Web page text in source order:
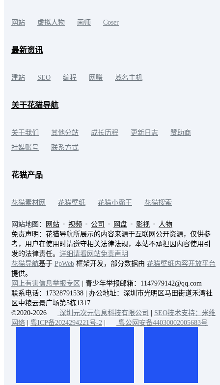
网站 虚拟人物 画师 Coser
最新资讯
建站 SEO 编程 网赚 域名主机
关于花猫导航
关于我们 其他分站 成长历程 更新日志
赞助商
社媒账号
联系方式
花猫产品
花猫素材网 花猫壁纸 花猫小霸王 花猫搜索
网站地图： 网站 视频 公司 网盘 影视
人物
免责声明：花猫导航所展示的内容来源于互联网公开资源，仅供参
考，用户在使用时请遵守相关法律法规，本站不承担因内容使用引
发的法律责任。 详细请看网站免责声明
花猫导航基于 PpWeb 框架开发，部分数据由 花猫壁纸内容开放平台
提供。
网上有害信息举报专区
| 青少年举报邮箱：1147979142@qq.com
联系电话：17328791538 | 办公地址：深圳市光明区马田街道禾湾社
区中粮云景广场第5栋1317
©2020-2026
深圳元次元信息科技有限公司
SEO技术支持：米维
网络
粤ICP备2024294221号-2 粤公网安备44030002005683号